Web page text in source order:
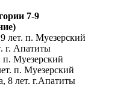
7-9
лет. п. Муезерский
г. Апатиты
п. Муезерский
п. Муезерский
8 лет. г.Апатиты